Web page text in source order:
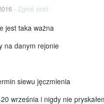
· Zgłoś post
jest taka ważna
na danym rejonie
siewu jęczmienia
września i nigdy nie